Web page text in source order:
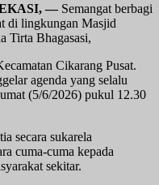
— Semangat berbagi
di lingkungan Masjid
Tirta Bhagasasi,
Cikarang Pusat.
agenda yang selalu
(5/6/2026) pukul 12.30
secara sukarela
cuma-cuma kepada
sekitar.